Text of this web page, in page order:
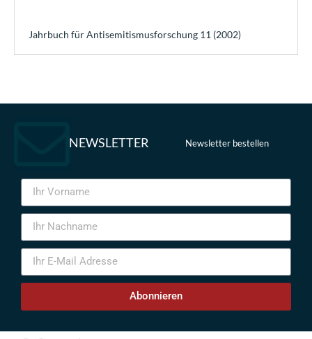
Jahrbuch für Antisemitismusforschung 11 (2002)
NEWSLETTER Newsletter bestellen
Abonnieren